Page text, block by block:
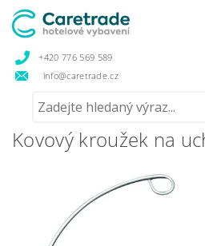
+420 776 569 589
info@caretrade.cz
Kovový kroužek na